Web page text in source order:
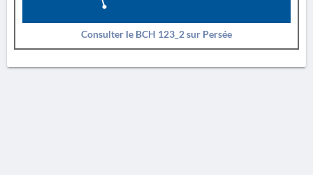
Consulter le BCH 123_2 sur Persée